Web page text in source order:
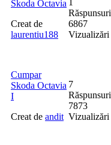
Skoda Octavia
Creat de
laurentiu188
Răspunsuri
6867
Vizualizări
Cumpar
Skoda Octavia
I
Creat de andit
7
Răspunsuri
7873
Vizualizări